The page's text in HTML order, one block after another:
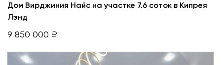
Дом Вирджиния Найс на участке 7.6 соток в Кипрея
Лэнд
9 850 000 ₽